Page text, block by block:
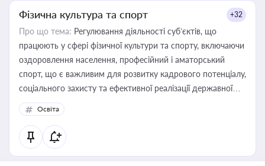
Фізична культура та спорт +32
Про що тема: Регулювання діяльності суб’єктів, що
працюють у сфері фізичної культури та спорту, включаючи
оздоровлення населення, професійний і аматорський
спорт, що є важливим для розвитку кадрового потенціалу,
соціального захисту та ефективної реалізації державної
політики у цій галузі
Освіта